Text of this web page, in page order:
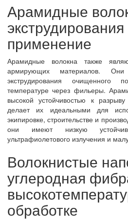
Арамидные
экструдирования
применение
Арамидные волокна также
армирующих материалов. Они
экструдирования очищенного
температуре через фильеры.
высокой устойчивостью к
делает их идеальными для
экипировке, строительстве и
они имеют низкую
ультрафиолетового излучения и
Волокнистые
углеродная
обработке